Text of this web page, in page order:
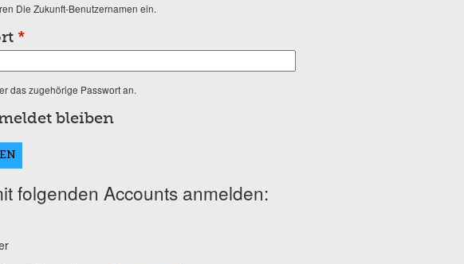
Die Zukunft-Benutzernamen ein.
*
das zugehörige Passwort an.
bleiben
folgenden Accounts anmelden: